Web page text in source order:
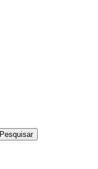
Pesquisar